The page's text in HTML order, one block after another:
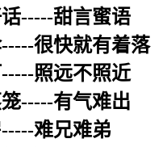
-----甜言蜜语
很快就有着落
照远不照近
-----有气难出
难兄难弟